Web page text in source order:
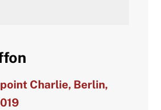
Charlie, Berlin,